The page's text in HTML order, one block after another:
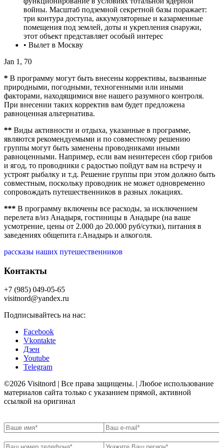
войны. Масштаб подземной секретной базы поражает:
три контура доступа, аккумуляторные и казарменные
помещения под землей, доты и укрепления снаружи,
этот объект представляет особый интерес
• Вылет в Москву
Jan 1, 70
* В программу могут быть внесены коррективы, вызванные
природными, погодными, техногенными или иными
факторами, находящимися вне нашего разумного контроля.
При внесении таких корректив вам будет предложена
равноценная альтернатива.
** Виды активности и отдыха, указанные в программе,
являются рекомендуемыми и по совместному решению
группы могут быть заменены проводниками иными
равноценными. Например, если вам неинтересен сбор грибов
и ягод, то проводники с радостью пойдут вам на встречу и
устроят рыбалку и т.д. Решение группы при этом должно быть
совместным, поскольку проводник не может одновременно
сопровождать путешественников в разных локациях.
*** В программу включены все расходы, за исключением
перелета в/из Анадыря, гостиницы в Анадыре (на ваше
усмотрение, цены от 2.000 до 20.000 руб/сутки), питания в
заведениях общепита г.Анадырь и алкоголя.
рассказы наших путешественников
Контакты
+7 (985) 049-05-65
visitnord@yandex.ru
Подписывайтесь на нас:
Facebook
Vkontakte
Дзен
Youtube
Telegram
©2026 Visitnord | Все права защищены. | Любое использование
материалов сайта только с указанием прямой, активной
ссылкой на оригинал